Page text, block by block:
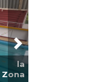
la
Next